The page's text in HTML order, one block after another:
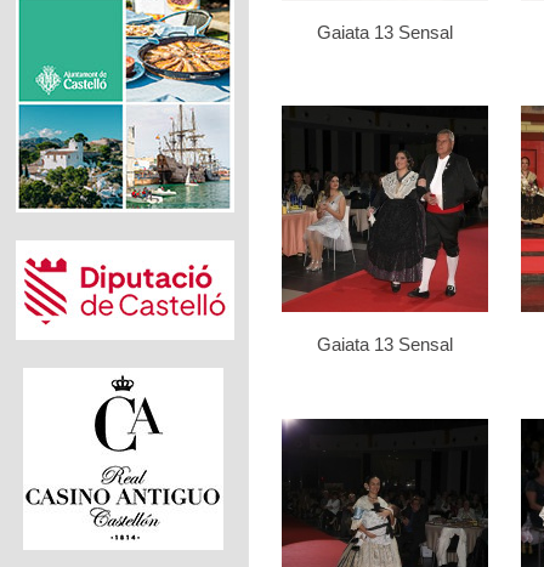
Gaiata 13 Sensal
Gaiata 13 Sensal